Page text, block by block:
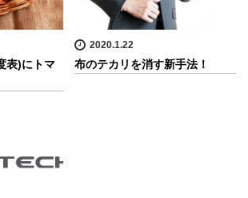
表)にトマ
2020.1.22
布のテカリを消す新手法！